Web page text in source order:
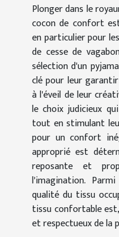
Plonger dans le
cocon de confort
en particulier pour
de cesse de
sélection d'un
clé pour leur
à l'éveil de leur
le choix judicieux
tout en stimulant
pour un confort
approprié est
reposante et
l'imagination.
qualité du tissu
tissu confortable
et respectueux de la